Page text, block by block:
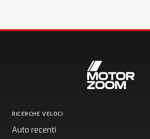
RICERCHE VELOCI
Auto recenti